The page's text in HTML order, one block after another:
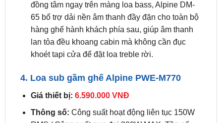
Chức năng: Lắp đặt tại vị trí cửa sau xe. Với
cấu trúc thông minh tích hợp loa treble nằm
đồng tâm ngay trên màng loa bass, Alpine DM-
65 bổ trợ dải nền âm thanh đầy đặn cho toàn bộ
lan tỏa đều khoang cabin mà không cần đục
khoét tapi cửa để đặt loa treble rời.
4. Loa sub gầm ghế Alpine PWE-M770